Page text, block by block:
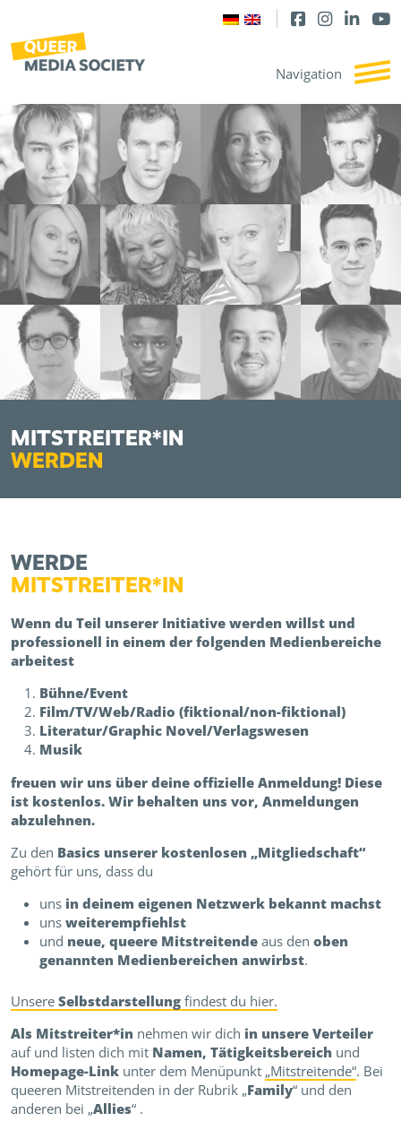
MITSTREITER*IN
WERDEN
WERDE
MITSTREITER*IN
Wenn du Teil unserer Initiative werden willst und
professionell in einem der folgenden Medienbereiche
arbeitest
Bühne/Event
Film/TV/Web/Radio (fiktional/non-fiktional)
Literatur/Graphic Novel/Verlagswesen
Musik
freuen wir uns über deine offizielle Anmeldung! Diese
ist kostenlos. Wir behalten uns vor, Anmeldungen
abzulehnen.
Zu den Basics unserer kostenlosen „Mitgliedschaft“
gehört für uns, dass du
uns in deinem eigenen Netzwerk bekannt machst
uns weiterempfiehlst
und neue, queere Mitstreitende aus den oben
genannten Medienbereichen anwirbst.
Unsere Selbstdarstellung findest du hier.
Als Mitstreiter*in nehmen wir dich in unsere Verteiler
auf und listen dich mit Namen, Tätigkeitsbereich und
Homepage-Link unter dem Menüpunkt „Mitstreitende“. Bei
queeren Mitstreitenden in der Rubrik „Family“ und den
anderen bei „Allies“ .